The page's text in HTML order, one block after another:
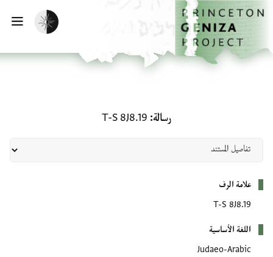
إلى المحتوى الرئيسي
الرئيسية
تفعيل الوضع المظلم
رسالة T-S 8J8.19
علامة الرف
T-S 8J8.19
اللغة الأساسية
Judaeo-Arabic